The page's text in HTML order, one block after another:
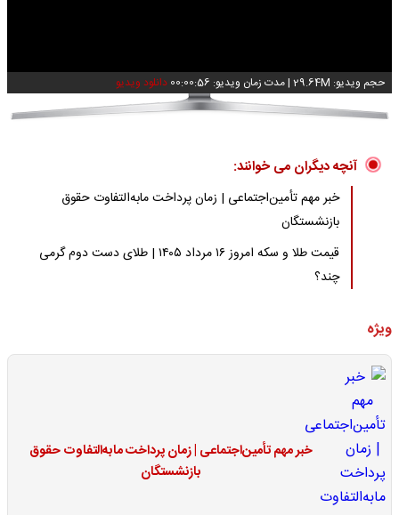
حجم ویدیو: 29.64M |مدت زمان ویدیو: 00:00:56 دانلود ویدیو
آنچه دیگران می خوانند:
خبر مهم تأمین‌اجتماعی | زمان پرداخت مابه‌التفاوت حقوق
بازنشستگان
قیمت طلا و سکه امروز ۱۶ مرداد ۱۴۰۵ | طلای دست دوم گرمی
چند؟
ویژه
خبر مهم تأمین‌اجتماعی | زمان پرداخت مابه‌التفاوت حقوق
بازنشستگان